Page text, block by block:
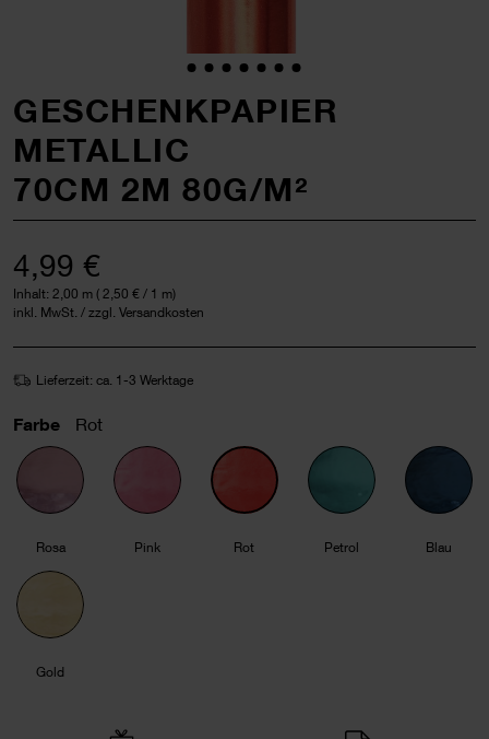
GESCHENKPAPIER
METALLIC
70CM 2M 80G/M²
4,99 €
Inhalt: 2,00 m ( 2,50 € / 1 m)
inkl. MwSt. / zzgl. Versandkosten
Lieferzeit: ca. 1-3 Werktage
Farbe Rot
Rosa Pink Rot Petrol Blau
Gold